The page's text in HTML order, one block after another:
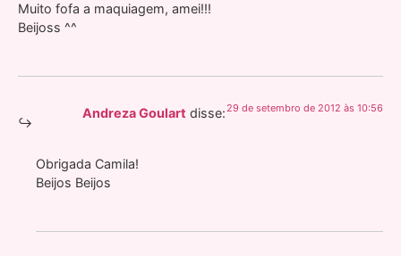
Muito fofa a maquiagem, amei!!!
Beijoss ^^
Andreza Goulart disse:29 de setembro de 2012 às 10:56
Obrigada Camila!
Beijos Beijos